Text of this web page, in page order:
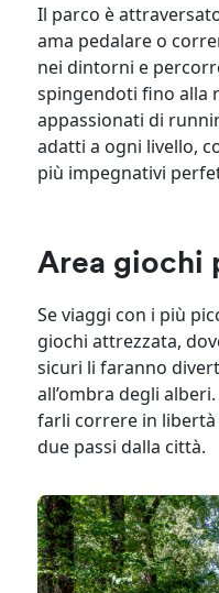
Il parco è
ama pedalare o
nei dintorni e
spingendoti fino alla
appassionati di
adatti a ogni livello,
più impegnativi
Area giochi
Se viaggi con i più
giochi attrezzata,
sicuri li faranno
all’ombra degli
farli correre in
due passi dalla città.